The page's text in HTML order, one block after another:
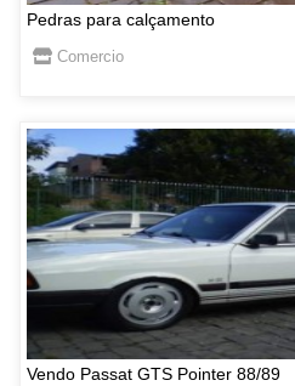
Pedras para calçamento
Comercio
Vendo Passat GTS Pointer 88/89